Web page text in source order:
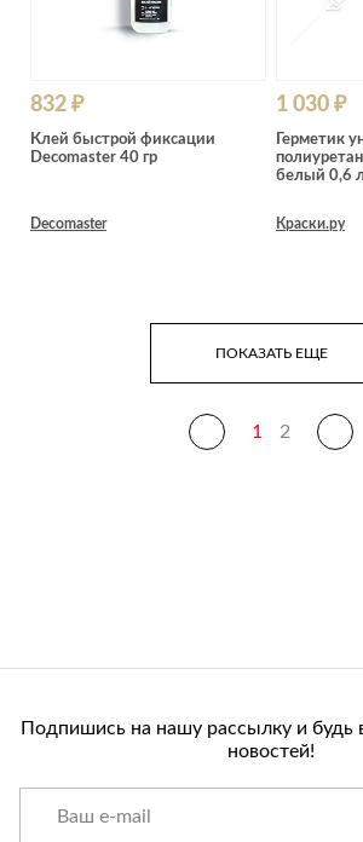
832 ₽
Клей быстрой фиксации
Decomaster 40 гр
Decomaster
1 030 ₽
Герметик
белый 0,6 л
Краски.ру
ПОКАЗАТЬ ЕЩЕ
1 2
Подпишись на нашу рассылку и будь
новостей!